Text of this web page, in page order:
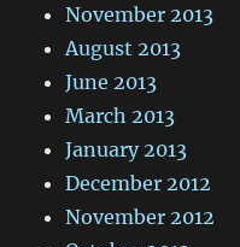
November 2013
August 2013
June 2013
March 2013
January 2013
December 2012
November 2012